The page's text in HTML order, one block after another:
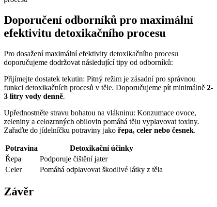
Doporučení ⁣odborníků pro maximální
efektivitu detoxikačního procesu
Pro dosažení maximální efektivity detoxikačního procesu
doporučujeme dodržovat následující tipy od odborníků:
Přijímejte dostatek tekutin: Pitný režim je zásadní pro správnou
funkci detoxikačních procesů ⁤v těle. ⁢Doporučujeme‌ pít minimálně 2-
3 litry ‌vody denně.
Upřednostněte stravu⁢ bohatou na​ vlákninu: Konzumace ovoce,
zeleniny a celozrnných obilovin⁤ pomáhá tělu‌ vyplavovat toxiny.‍
Zařaďte⁤ do jídelníčku potraviny ⁤jako řepa, ‍celer nebo⁣ česnek.
Potravina
Detoxikační účinky
Řepa
Podporuje⁣ čištění jater
Celer
Pomáhá odplavovat škodlivé látky z těla
Závěr